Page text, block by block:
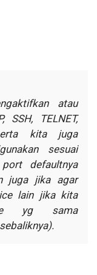
atau
SSH, TELNET,
kita juga
sesuai
port defaultnya
juga jika agar
lain jika kita
yg sama